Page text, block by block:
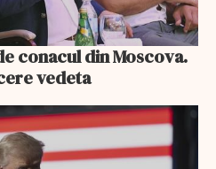
conacul din Moscova.
vedeta